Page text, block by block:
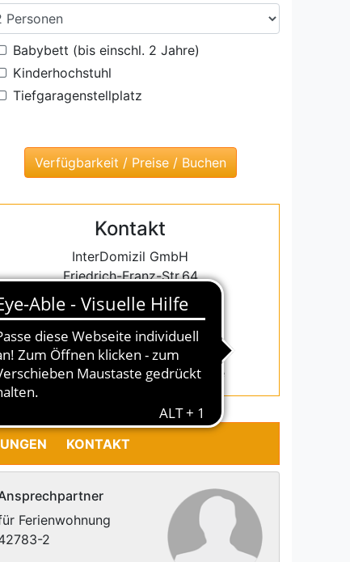
Babybett (bis einschl. 2 Jahre)
Kinderhochstuhl
Tiefgaragenstellplatz
Kontakt
InterDomizil GmbH
Friedrich-Franz-Str.64
18119 Warnemünde
Tel.: 0381 5486384
Fax.: 0381 5486387
warnemuende@interdomizil.de
KONTAKT
Ferienwohnung
2